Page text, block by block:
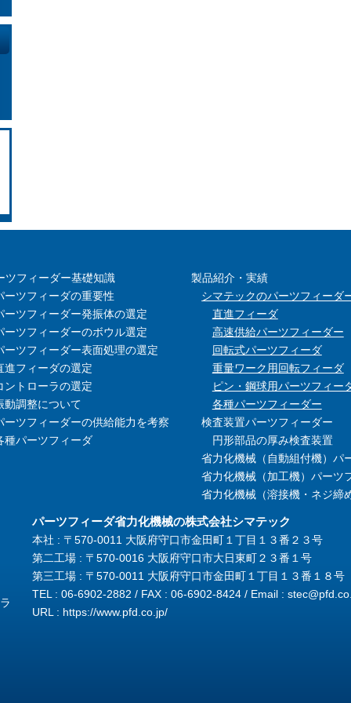
ツフィーダー基礎知識
ーツフィーダの重要性
ーツフィーダー発振体の選定
ーツフィーダーのボウル選定
ーツフィーダー表面処理の選定
進フィーダの選定
ントローラの選定
動調整について
ーツフィーダーの供給能力を考察
種パーツフィーダ
製品紹介・実績
シマテックのパーツフィーダ
直進フィーダ
高速供給パーツフィーダー
回転式パーツフィーダ
重量ワーク用回転フィーダ
ピン・鋼球用パーツフィー
各種パーツフィーダー
検査装置パーツフィーダー
円形部品の厚み検査装置
省力化機械（自動組付機）パ
省力化機械（加工機）パーツ
省力化機械（溶接機・ネジ締
パーツフィーダ省力化機械の株式会社シマテック
本社 : 〒570-0011 大阪府守口市金田町１丁目１３番２３号
第二工場 : 〒570-0016 大阪府守口市大日東町２３番１号
第三工場 : 〒570-0011 大阪府守口市金田町１丁目１３番１８号
TEL : 06-6902-2882 / FAX : 06-6902-8424 / Email :
URL : https://www.pfd.co.jp/